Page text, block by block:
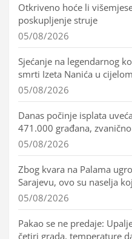
Otkriveno hoće li
poskupljenje struje
05/08/2026
Sjećanje na legendarnog
smrti Izeta Nanića u
05/08/2026
Danas počinje isplata
471.000 građana,
05/08/2026
Zbog kvara na Palama
Sarajevu, ovo su naselja
05/08/2026
Pakao se ne predaje:
četiri grada, temperature